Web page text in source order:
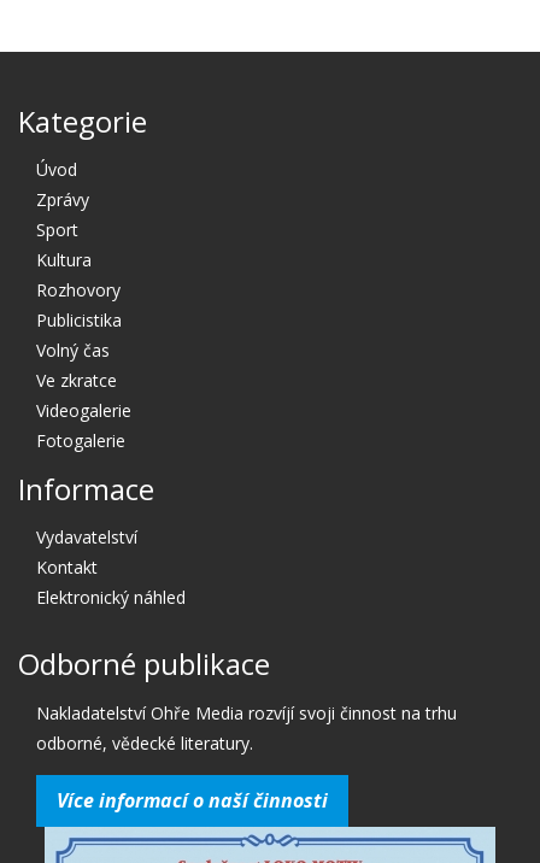
Kategorie
Úvod
Zprávy
Sport
Kultura
Rozhovory
Publicistika
Volný čas
Ve zkratce
Videogalerie
Fotogalerie
Informace
Vydavatelství
Kontakt
Elektronický náhled
Odborné publikace
Nakladatelství Ohře Media rozvíjí svoji činnost na trhu
odborné, vědecké literatury.
Více informací o naší činnosti